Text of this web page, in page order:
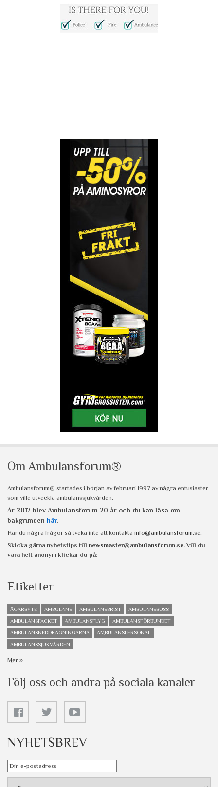
Om Ambulansforum®
Ambulansforum® startades i början av februari 1997 av några entusiaster
som ville utveckla ambulanssjukvården.
År 2017 blev Ambulansforum 20 år och du kan läsa om
bakgrunden här.
Har du några frågor så tveka inte att kontakta info@ambulansforum.se.
Skicka gärna nyhetstips till newsmaster@ambulansforum.se. Vill du
vara helt anonym klickar du på:
Etiketter
ÄGARBYTE AMBULANS AMBULANSBRIST
AMBULANSBUSS
AMBULANSFACKET
AMBULANSFLYG
AMBULANSFÖRBUNDET
AMBULANSNEDDRAGNINGARNA
AMBULANSPERSONAL
AMBULANSSJUKVÅRDEN
Mer
Följ oss och andra på sociala kanaler
NYHETSBREV